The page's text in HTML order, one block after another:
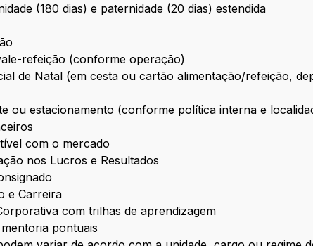
(180 dias) e paternidade (20 dias) estendida
refeição (conforme operação)
de Natal (em cesta ou cartão alimentação/refeição,
ou estacionamento (conforme política interna e
com o mercado
nos Lucros e Resultados
e Carreira
com trilhas de aprendizagem
pontuais